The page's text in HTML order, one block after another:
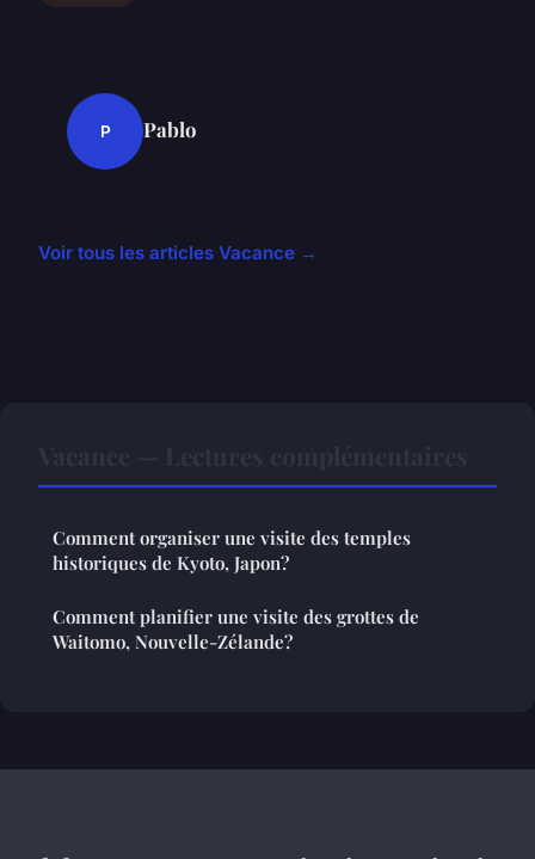
P Pablo
Voir tous les articles Vacance →
Comment organiser une visite des temples
historiques de Kyoto, Japon?
Comment planifier une visite des grottes de
Waitomo, Nouvelle-Zélande?